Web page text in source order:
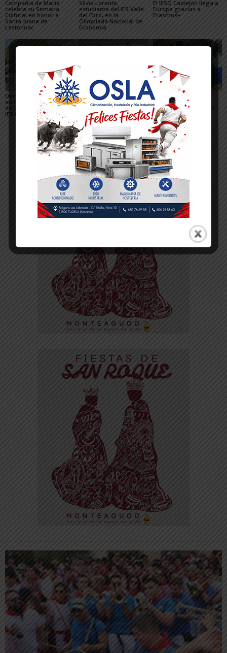
Compañía de María
celebra su Semana
Cultural en honor a
Santa Juana de
Lestonnac
Silvia Lorente,
estudiante del IES Valle
del Ebro, en la
Olimpiada Nacional de
Economía
El IESO Castejón llega a
Europa gracias a
Erasmus+
Destacados resultados
en la PAU del alumnado
de 2º de Bachillerato del
IES Benjamín de Tudela
El alumnado del IES
Valle del Ebro disfruta
del aula científica del
lSC de Canfranc
El IES Valle del Ebro
cosecha unos
excelentes resultados
en la PAU